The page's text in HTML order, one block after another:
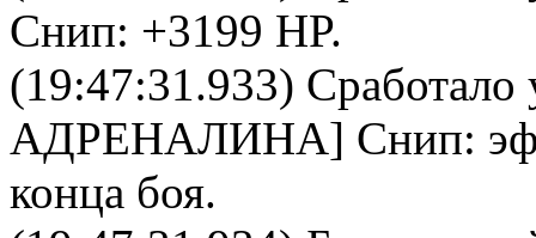
Снип: +3199 HP.
(19:47:31.933) Сработало
АДРЕНАЛИНА] Снип:
конца боя.